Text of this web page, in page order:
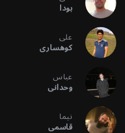
بودا
علی
کوهساری
عباس
وحدانی
نیما
قاسمی